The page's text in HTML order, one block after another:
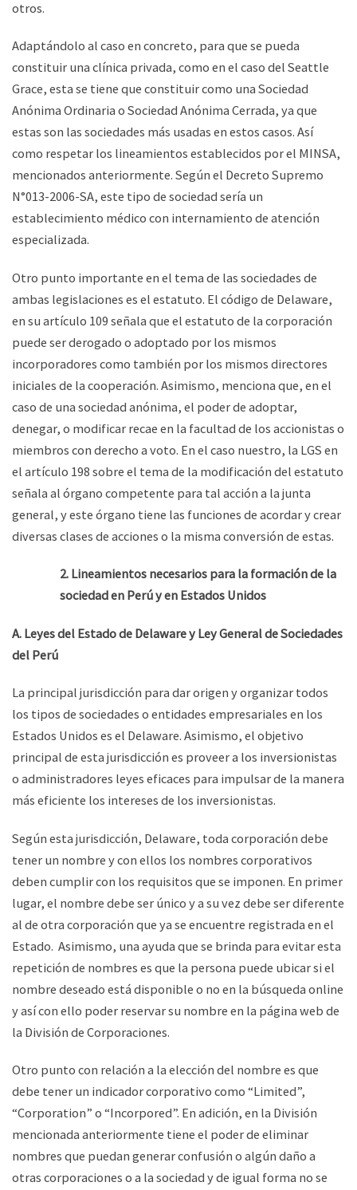
otros.
Adaptándolo al caso en concreto, para que se pueda
constituir una clínica privada, como en el caso del Seattle
Grace, esta se tiene que constituir como una Sociedad
Anónima Ordinaria o Sociedad Anónima Cerrada, ya que
estas son las sociedades más usadas en estos casos. Así
como respetar los lineamientos establecidos por el MINSA,
mencionados anteriormente. Según el Decreto Supremo
N°013-2006-SA, este tipo de sociedad sería un
establecimiento médico con internamiento de atención
especializada.
Otro punto importante en el tema de las sociedades de
ambas legislaciones es el estatuto. El código de Delaware,
en su artículo 109 señala que el estatuto de la corporación
puede ser derogado o adoptado por los mismos
incorporadores como también por los mismos directores
iniciales de la cooperación. Asimismo, menciona que, en el
caso de una sociedad anónima, el poder de adoptar,
denegar, o modificar recae en la facultad de los accionistas o
miembros con derecho a voto. En el caso nuestro, la LGS en
el artículo 198 sobre el tema de la modificación del estatuto
señala al órgano competente para tal acción a la junta
general, y este órgano tiene las funciones de acordar y crear
diversas clases de acciones o la misma conversión de estas.
2. Lineamientos necesarios para la formación de la
sociedad en Perú y en Estados Unidos
A. Leyes del Estado de Delaware y Ley General de Sociedades
del Perú
La principal jurisdicción para dar origen y organizar todos
los tipos de sociedades o entidades empresariales en los
Estados Unidos es el Delaware. Asimismo, el objetivo
principal de esta jurisdicción es proveer a los inversionistas
o administradores leyes eficaces para impulsar de la manera
más eficiente los intereses de los inversionistas.
Según esta jurisdicción, Delaware, toda corporación debe
tener un nombre y con ellos los nombres corporativos
deben cumplir con los requisitos que se imponen. En primer
lugar, el nombre debe ser único y a su vez debe ser diferente
al de otra corporación que ya se encuentre registrada en el
Estado. Asimismo, una ayuda que se brinda para evitar esta
repetición de nombres es que la persona puede ubicar si el
nombre deseado está disponible o no en la búsqueda online
y así con ello poder reservar su nombre en la página web de
la División de Corporaciones.
Otro punto con relación a la elección del nombre es que
debe tener un indicador corporativo como “Limited”,
“Corporation” o “Incorpored”. En adición, en la División
mencionada anteriormente tiene el poder de eliminar
nombres que puedan generar confusión o algún daño a
otras corporaciones o a la sociedad y de igual forma no se